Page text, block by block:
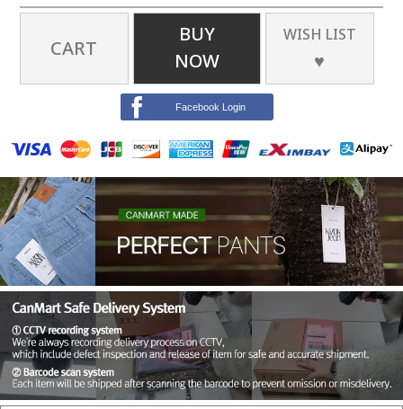
CART
BUY
NOW
WISH LIST
♥
Facebook Login